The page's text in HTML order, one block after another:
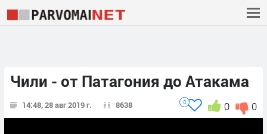
Чили - от Патагония до Атакама
14:48, 28 авг 2019 г. 8638 0
0
0